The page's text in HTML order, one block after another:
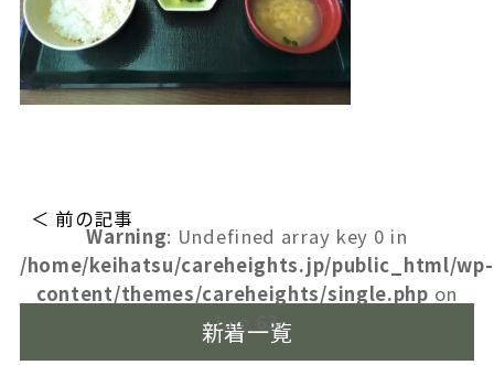
＜ 前の記事
Warning: Undefined array key 0 in
/home/keihatsu/careheights.jp/public_html/wp-
content/themes/careheights/single.php on
line
63
新着一覧